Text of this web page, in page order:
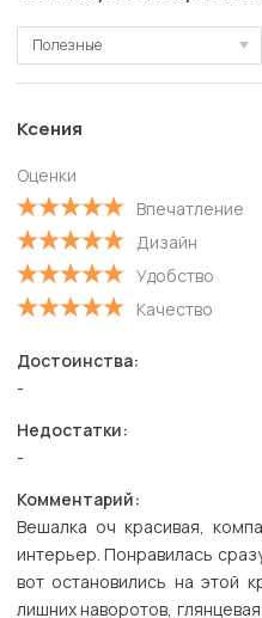
Полезные
Полезные
Новые
С высокой оценкой
С низкой оценкой
Ксения
Оценки
Впечатление
Дизайн
Удобство
Качество
Достоинства:
-
Недостатки:
-
Комментарий:
Вешалка оч красивая,
интерьер. Понравилась
вот остановились на этой
лишних наворотов,